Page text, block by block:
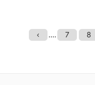
‹ .... 7 8